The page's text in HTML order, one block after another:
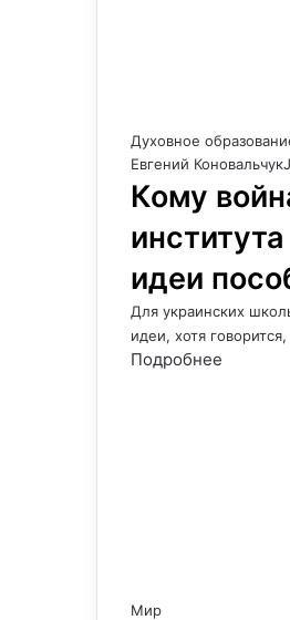
Духовное
Евгений Коновальчук
Кому
идеи
Для украинских
идеи, хотя
Подробнее
Мир